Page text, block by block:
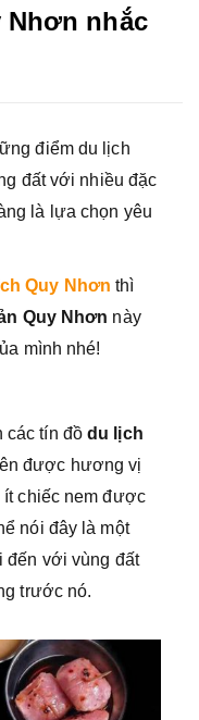
Nhơn nhắc
điểm du lịch
đất với nhiều đặc
là lựa chọn yêu
Quy Nhơn thì
Quy Nhơn này
mình nhé!
các tín đồ du lịch
được hương vị
ít chiếc nem được
nói đây là một
đến với vùng đất
trước nó.